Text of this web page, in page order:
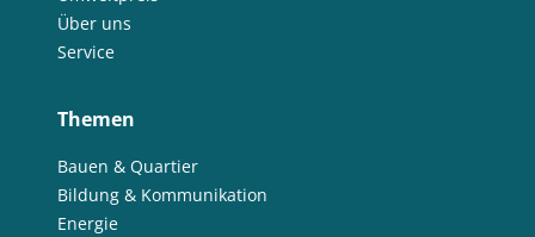
Über uns
Service
Themen
Bauen & Quartier
Bildung & Kommunikation
Energie